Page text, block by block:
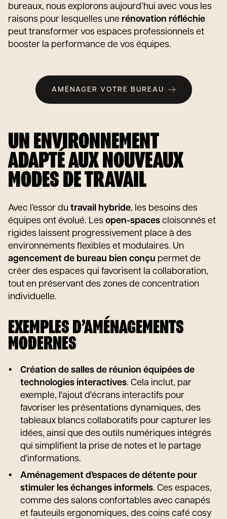
bureaux, nous explorons aujourd’hui avec vous les
raisons pour lesquelles une rénovation réfléchie
peut transformer vos espaces professionnels et
booster la performance de vos équipes.
AMÉNAGER VOTRE BUREAU
UN ENVIRONNEMENT
ADAPTÉ AUX NOUVEAUX
MODES DE TRAVAIL
Avec l’essor du travail hybride, les besoins des
équipes ont évolué. Les open-spaces cloisonnés et
rigides laissent progressivement place à des
environnements flexibles et modulaires. Un
agencement de bureau bien conçu permet de
créer des espaces qui favorisent la collaboration,
tout en préservant des zones de concentration
individuelle.
EXEMPLES D’AMÉNAGEMENTS
MODERNES
Création de salles de réunion équipées de
technologies interactives. Cela inclut, par
exemple, l'ajout d'écrans interactifs pour
favoriser les présentations dynamiques, des
tableaux blancs collaboratifs pour capturer les
idées, ainsi que des outils numériques intégrés
qui simplifient la prise de notes et le partage
d'informations.
Aménagement d’espaces de détente pour
stimuler les échanges informels. Ces espaces,
comme des salons confortables avec canapés
et fauteuils ergonomiques, des coins café cosy